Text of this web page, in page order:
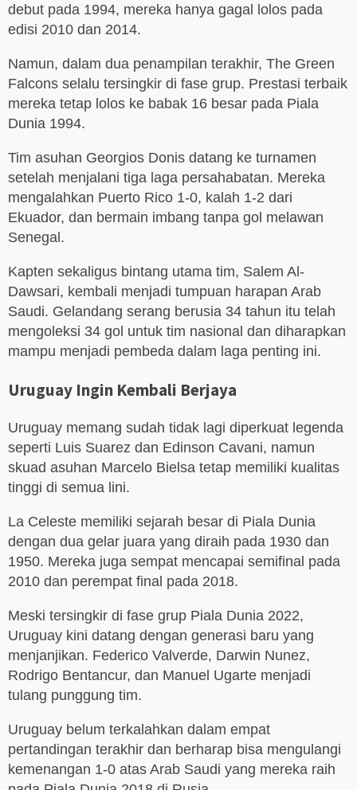
debut pada 1994, mereka hanya gagal lolos pada
edisi 2010 dan 2014.
Namun, dalam dua penampilan terakhir, The Green
Falcons selalu tersingkir di fase grup. Prestasi terbaik
mereka tetap lolos ke babak 16 besar pada Piala
Dunia 1994.
Tim asuhan Georgios Donis datang ke turnamen
setelah menjalani tiga laga persahabatan. Mereka
mengalahkan Puerto Rico 1-0, kalah 1-2 dari
Ekuador, dan bermain imbang tanpa gol melawan
Senegal.
Kapten sekaligus bintang utama tim, Salem Al-
Dawsari, kembali menjadi tumpuan harapan Arab
Saudi. Gelandang serang berusia 34 tahun itu telah
mengoleksi 34 gol untuk tim nasional dan diharapkan
mampu menjadi pembeda dalam laga penting ini.
Uruguay Ingin Kembali Berjaya
Uruguay memang sudah tidak lagi diperkuat legenda
seperti Luis Suarez dan Edinson Cavani, namun
skuad asuhan Marcelo Bielsa tetap memiliki kualitas
tinggi di semua lini.
La Celeste memiliki sejarah besar di Piala Dunia
dengan dua gelar juara yang diraih pada 1930 dan
1950. Mereka juga sempat mencapai semifinal pada
2010 dan perempat final pada 2018.
Meski tersingkir di fase grup Piala Dunia 2022,
Uruguay kini datang dengan generasi baru yang
menjanjikan. Federico Valverde, Darwin Nunez,
Rodrigo Bentancur, dan Manuel Ugarte menjadi
tulang punggung tim.
Uruguay belum terkalahkan dalam empat
pertandingan terakhir dan berharap bisa mengulangi
kemenangan 1-0 atas Arab Saudi yang mereka raih